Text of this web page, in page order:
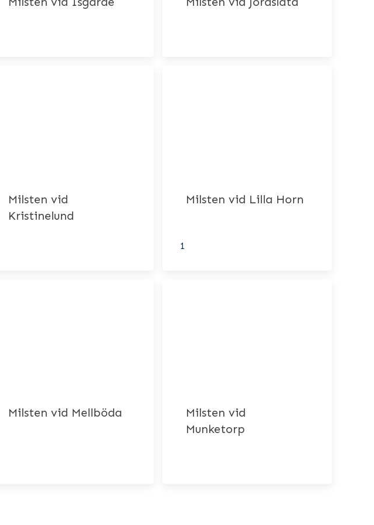
Milsten vid
Kristinelund
Milsten vid Lilla Horn
1
Milsten vid Mellböda
Milsten vid
Munketorp